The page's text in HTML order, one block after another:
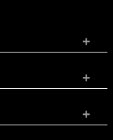
+
+
+